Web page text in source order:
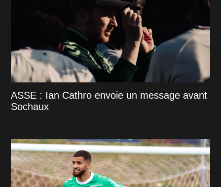
ASSE : Ian Cathro envoie un message avant
Sochaux